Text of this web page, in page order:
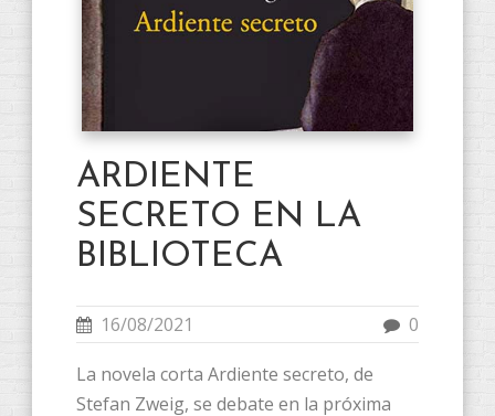
ARDIENTE
SECRETO EN LA
BIBLIOTECA
16/08/2021 0
La novela corta Ardiente secreto, de
Stefan Zweig, se debate en la próxima